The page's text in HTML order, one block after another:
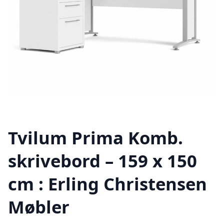
Tvilum Prima Komb.
skrivebord – 159 x 150
cm : Erling Christensen
Møbler